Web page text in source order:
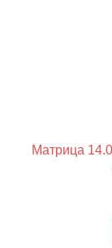
Матрица